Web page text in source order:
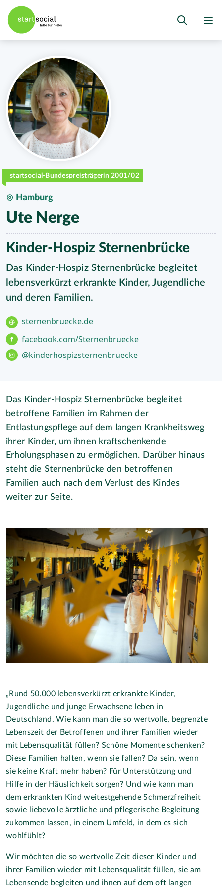
startsocial-Bundespreisträgerin 2001/02
Hamburg
Ute Nerge
Kinder-Hospiz Sternenbrücke
Das Kinder-Hospiz Sternenbrücke begleitet
lebensverkürzt erkrankte Kinder, Jugendliche
und deren Familien.
sternenbruecke.de
facebook.com/Sternenbruecke
@kinderhospizsternenbruecke
Das Kinder-Hospiz Sternenbrücke begleitet
betroffene Familien im Rahmen der
Entlastungspflege auf dem langen Krankheitsweg
ihrer Kinder, um ihnen kraftschenkende
Erholungsphasen zu ermöglichen. Darüber hinaus
steht die Sternenbrücke den betroffenen
Familien auch nach dem Verlust des Kindes
weiter zur Seite.
„Rund 50.000 lebensverkürzt erkrankte Kinder,
Jugendliche und junge Erwachsene leben in
Deutschland. Wie kann man die so wertvolle, begrenzte
Lebenszeit der Betroffenen und ihrer Familien wieder
mit Lebensqualität füllen? Schöne Momente schenken?
Diese Familien halten, wenn sie fallen? Da sein, wenn
sie keine Kraft mehr haben? Für Unterstützung und
Hilfe in der Häuslichkeit sorgen? Und wie kann man
dem erkrankten Kind weitestgehende Schmerzfreiheit
sowie liebevolle ärztliche und pflegerische Begleitung
zukommen lassen, in einem Umfeld, in dem es sich
wohlfühlt?
Wir möchten die so wertvolle Zeit dieser Kinder und
ihrer Familien wieder mit Lebensqualität füllen, sie am
Lebensende begleiten und ihnen auf dem oft langen